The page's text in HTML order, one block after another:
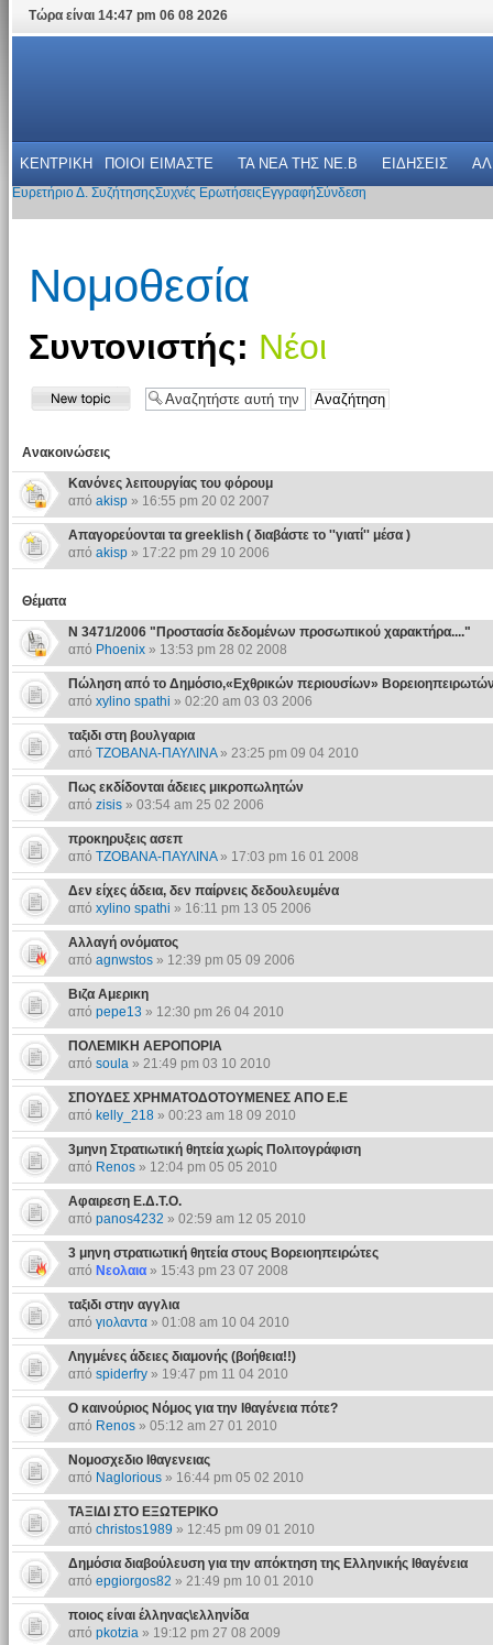
Τώρα είναι 14:47 pm 06 08 2026
ΚΕΝΤΡΙΚΗ ΠΟΙΟΙ ΕΙΜΑΣΤΕ ΤΑ ΝΕΑ THΣ NE.B ΕΙΔΗΣΕΙΣ
Ευρετήριο Δ. ΣυζήτησηςΣυχνές Ερωτήσεις ΕγγραφήΣύνδεση
Νομοθεσία
Συντονιστής: Νέοι
Ανακοινώσεις
Κανόνες λειτουργίας του φόρουμ
από akisp» 16:55 pm 20 02 2007
Απαγορεύονται τα greeklish ( διαβάστε το ''γιατί'' μέσα )
από akisp» 17:22 pm 29 10 2006
Θέματα
N 3471/2006 "Προστασία δεδομένων προσωπικού χαρακτήρα...."
από Phoenix» 13:53 pm 28 02 2008
Πώληση από το Δημόσιο,«Εχθρικών περιουσίων»
από xylino spathi » 02:20 am 03 03 2006
ταξιδι στη βουλγαρια
από ΤΖΟΒΑΝΑ-ΠΑΥΛΙΝΑ» 23:25 pm 09 04 2010
Πως εκδίδονται άδειες μικροπωλητών
από zisis» 03:54 am 25 02 2006
προκηρυξεις ασεπ
από ΤΖΟΒΑΝΑ-ΠΑΥΛΙΝΑ» 17:03 pm 16 01 2008
Δεν είχες άδεια, δεν παίρνεις δεδουλευμένα
από xylino spathi » 16:11 pm 13 05 2006
Αλλαγή ονόματος
από agnwstos» 12:39 pm 05 09 2006
Βιζα Αμερικη
από pepe13 » 12:30 pm 26 04 2010
ΠΟΛΕΜΙΚΗ ΑΕΡΟΠΟΡΙΑ
από soula» 21:49 pm 03 10 2010
ΣΠΟΥΔΕΣ ΧΡΗΜΑΤΟΔΟΤΟΥΜΕΝΕΣ ΑΠΟ Ε.Ε
από kelly_218» 00:23 am 18 09 2010
3μηνη Στρατιωτική θητεία χωρίς Πολιτογράφιση
από Renos» 12:04 pm 05 05 2010
Αφαιρεση Ε.Δ.Τ.Ο.
από panos4232 » 02:59 am 12 05 2010
3 μηνη στρατιωτική θητεία στους Βορειοηπειρώτες
από Νεολαια» 15:43 pm 23 07 2008
ταξιδι στην αγγλια
από γιολαντα» 01:08 am 10 04 2010
Ληγμένες άδειες διαμονής (βοήθεια!!)
από spiderfry» 19:47 pm 11 04 2010
Ο καινούριος Νόμος για την Ιθαγένεια πότε?
από Renos» 05:12 am 27 01 2010
Νομοσχεδιο Ιθαγενειας
από Naglorious» 16:44 pm 05 02 2010
ΤΑΞΙΔΙ ΣΤΟ ΕΞΩΤΕΡΙΚΟ
από christos1989 » 12:45 pm 09 01 2010
Δημόσια διαβούλευση για την απόκτηση της Ελληνικής Ιθαγένεια
από epgiorgos82 » 21:49 pm 10 01 2010
ποιος είναι έλληνας\ελληνίδα
από pkotzia» 19:12 pm 27 08 2009